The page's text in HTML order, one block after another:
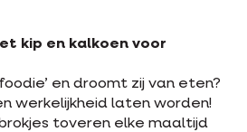
kip en kalkoen voor
en droomt zij van eten?
werkelijkheid laten worden!
toveren elke maaltijd